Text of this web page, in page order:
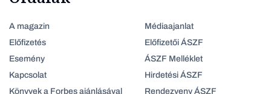
A magazin
Előfizetés
Esemény
Kapcsolat
Könyvek a Forbes ajánlásával
Médiaajanlat
Előfizetői ÁSZF
ÁSZF Melléklet
Hirdetési ÁSZF
Rendezveny ÁSZF